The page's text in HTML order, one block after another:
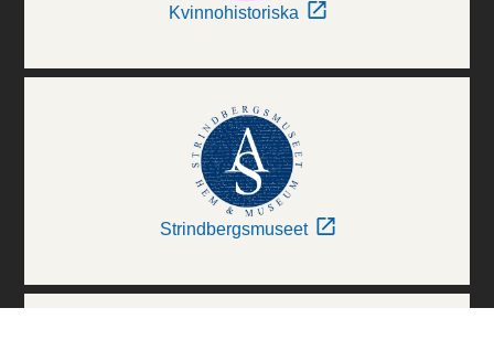
Kvinnohistoriska
Strindbergsmuseet